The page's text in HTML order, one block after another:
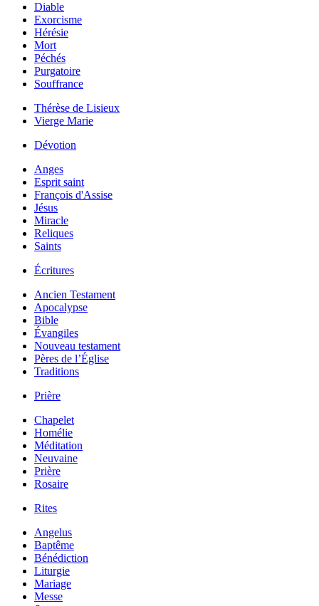
Diable
Exorcisme
Hérésie
Mort
Péchés
Purgatoire
Souffrance
Thérèse de Lisieux
Vierge Marie
Dévotion
Anges
Esprit saint
François d'Assise
Jésus
Miracle
Reliques
Saints
Écritures
Ancien Testament
Apocalypse
Bible
Évangiles
Nouveau testament
Pères de l’Église
Traditions
Prière
Chapelet
Homélie
Méditation
Neuvaine
Prière
Rosaire
Rites
Angelus
Baptême
Bénédiction
Liturgie
Mariage
Messe